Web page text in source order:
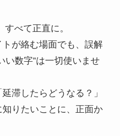
べて正直に。
が絡む場面でも、誤解
い数字”は一切使いませ
滞したらどうなる？」
りたいことに、正面か